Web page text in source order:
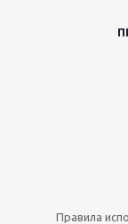
Правила